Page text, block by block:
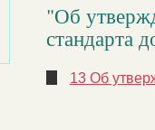
"Об
стандарта
13 Об